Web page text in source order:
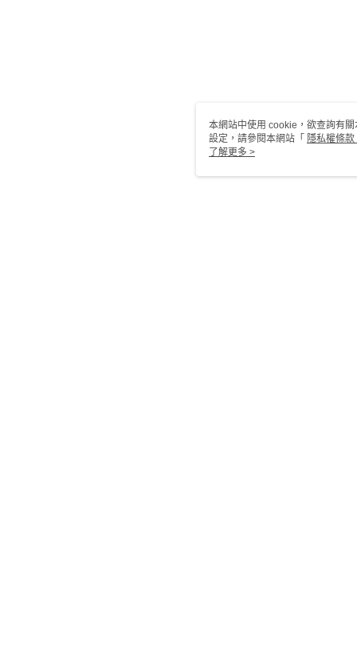
本網站中使用 cookie，欲查詢有
設定，請參閱本網站「 隱私權條款
使用 cookie。
了解更多 >